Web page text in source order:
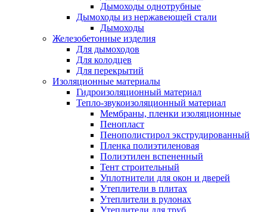
Дымоходы однотрубные
Дымоходы из нержавеющей стали
Дымоходы
Железобетонные изделия
Для дымоходов
Для колодцев
Для перекрытий
Изоляционные материалы
Гидроизоляционный материал
Тепло-звукоизоляционный материал
Мембраны, пленки изоляционные
Пенопласт
Пенополистирол экструдированный
Пленка полиэтиленовая
Полиэтилен вспененный
Тент строительный
Уплотнители для окон и дверей
Утеплители в плитах
Утеплители в рулонах
Утеплители для труб